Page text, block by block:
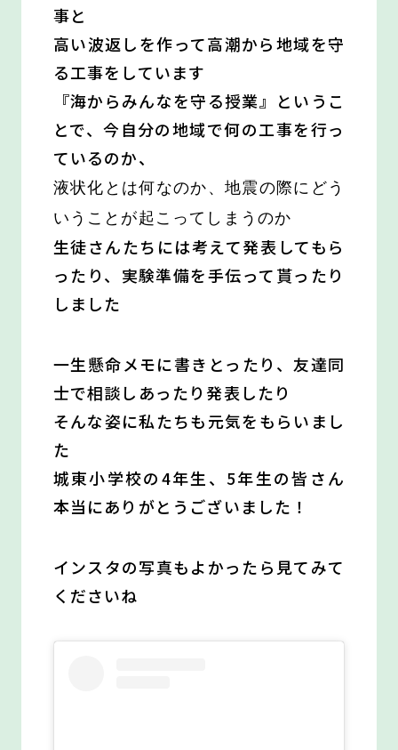
事と
高い波返しを作って高潮から地域を守
る工事をしています
『海からみんなを守る授業』というこ
とで、今自分の地域で何の工事を行っ
ているのか、
液状化とは何なのか、地震の際にどう
いうことが起こってしまうのか
生徒さんたちには考えて発表してもら
ったり、実験準備を手伝って貰ったり
しました
一生懸命メモに書きとったり、友達同
士で相談しあったり発表したり
そんな姿に私たちも元気をもらいまし
た
城東小学校の4年生、5年生の皆さん
本当にありがとうございました！
インスタの写真もよかったら見てみて
くださいね